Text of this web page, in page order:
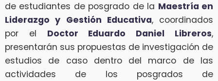
de estudiantes de posgrado de la Maestría en
Liderazgo y Gestión Educativa, coordinados
por el Doctor Eduardo Daniel Libreros,
presentarán sus propuestas de investigación de
estudios de caso dentro del marco de las
actividades de los posgrados de